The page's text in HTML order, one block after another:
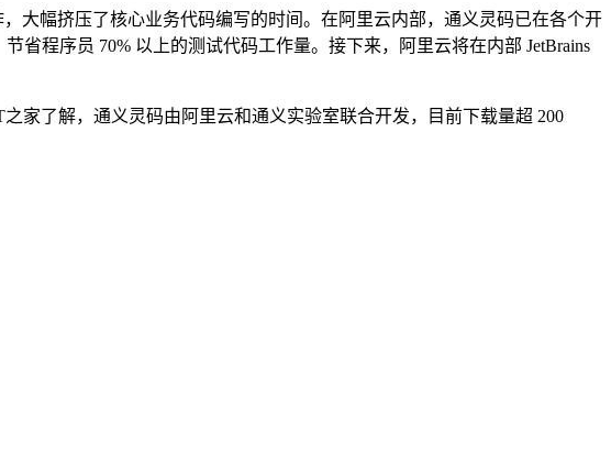
大幅挤压了核心业务代码编写的时间。在阿里云内部，通义灵码已在各个开
程序员 70% 以上的测试代码工作量。接下来，阿里云将在内部 JetBrains
之家了解，通义灵码由阿里云和通义实验室联合开发，目前下载量超 200